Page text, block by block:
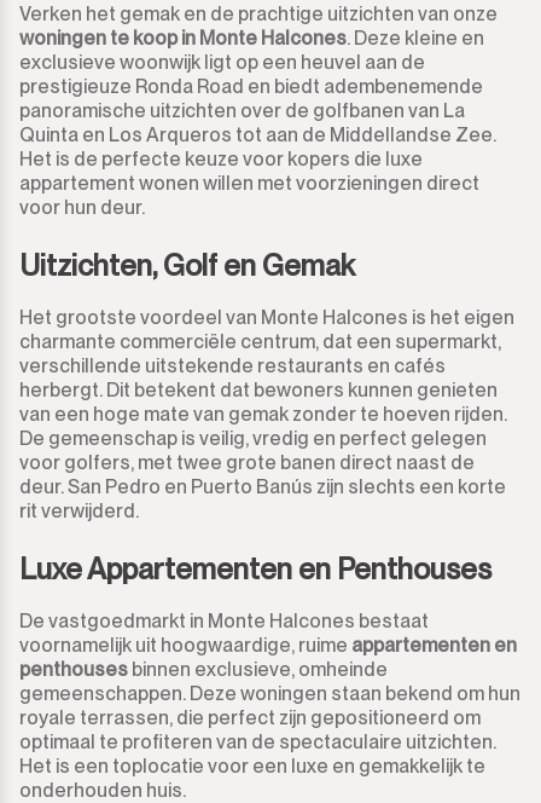
Verken het gemak en de prachtige uitzichten van onze
woningen te koop in Monte Halcones. Deze kleine en
exclusieve woonwijk ligt op een heuvel aan de
prestigieuze Ronda Road en biedt adembenemende
panoramische uitzichten over de golfbanen van La
Quinta en Los Arqueros tot aan de Middellandse Zee.
Het is de perfecte keuze voor kopers die luxe
appartement wonen willen met voorzieningen direct
voor hun deur.
Uitzichten, Golf en Gemak
Het grootste voordeel van Monte Halcones is het eigen
charmante commerciële centrum, dat een supermarkt,
verschillende uitstekende restaurants en cafés
herbergt. Dit betekent dat bewoners kunnen genieten
van een hoge mate van gemak zonder te hoeven rijden.
De gemeenschap is veilig, vredig en perfect gelegen
voor golfers, met twee grote banen direct naast de
deur. San Pedro en Puerto Banús zijn slechts een korte
rit verwijderd.
Luxe Appartementen en Penthouses
De vastgoedmarkt in Monte Halcones bestaat
voornamelijk uit hoogwaardige, ruime appartementen en
penthouses binnen exclusieve, omheinde
gemeenschappen. Deze woningen staan bekend om hun
royale terrassen, die perfect zijn gepositioneerd om
optimaal te profiteren van de spectaculaire uitzichten.
Het is een toplocatie voor een luxe en gemakkelijk te
onderhouden huis.